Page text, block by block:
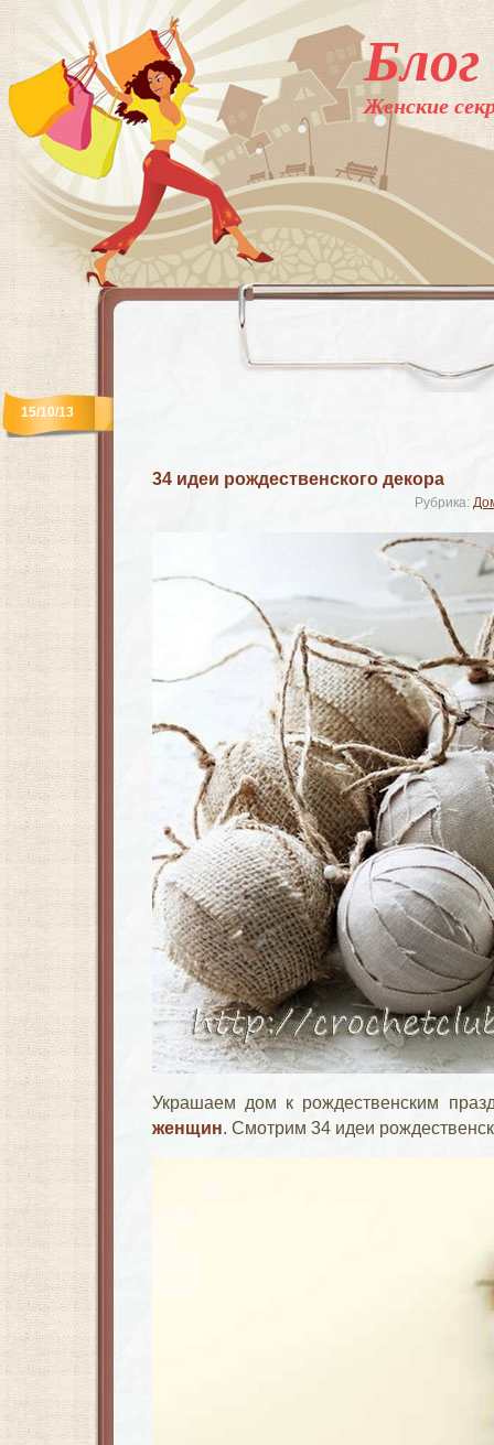
Женские
34 идеи рождественского декора
Рубрика:
15/10/13
Украшаем дом к рождественским
женщин. Смотрим 34 идеи